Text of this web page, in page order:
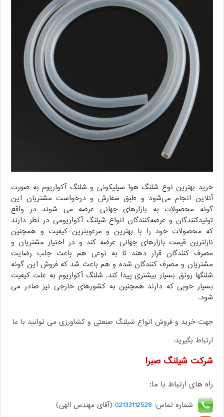
خرید بهترین نوع شلنگ هوا سیلیکونی و شلنگ آکواریوم به صورت
آنلاین انجام می‌شود و طبق سفارش و درخواست مشتریان این
گونه محصولات به بازارهای جهانی عرضه می شوند در واقع
تولیدکنندگان و عرضه‌کنندگان انواع شیلنگ آکواریومی در نظر دارند
که محصولات خود را با بهترین و مرغوبترین کیفیت و همچنین
نازلترین قیمت بازارهای جهانی عرضه کند و در اختیار مشتریان و
مصرف کنندگان قرار دهند تا به نوعی هم باعث جلب رضایت
مشتریان و مصرف کنندگان شده و هم باعث شد که فروش این گونه
شلنگها رونق بسیار بیشتری پیدا کند. شلنگ آکواریوم به علت کیفیت
بسیار خوبی که دارند همچنین به کشورهای خارجی نیز صادر می
شود.
جهت خرید و فروش انواع شیلنگ صنعتی و کشاورزی می توانید با ما
ارتباط بگیرید:
شرکت شیلنگ صبرا
راه های ارتباط با ما:
شماره تماس: 02133112528 (آقای مهندس الهی)